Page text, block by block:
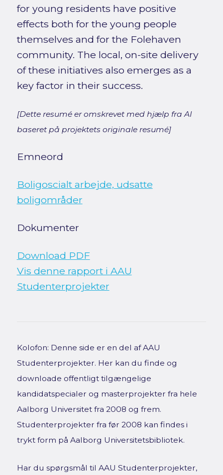
for young residents have positive
effects both for the young people
themselves and for the Folehaven
community. The local, on-site delivery
of these initiatives also emerges as a
key factor in their success.
[Dette resumé er omskrevet med hjælp fra AI
baseret på projektets originale resumé]
Emneord
Boligoscialt arbejde, udsatte
boligområder
Dokumenter
Download PDF
Vis denne rapport i AAU
Studenterprojekter
Kolofon: Denne side er en del af AAU
Studenterprojekter. Her kan du finde og
downloade offentligt tilgængelige
kandidatspecialer og masterprojekter fra hele
Aalborg Universitet fra 2008 og frem.
Studenterprojekter fra før 2008 kan findes i
trykt form på Aalborg Universitetsbibliotek.
Har du spørgsmål til AAU Studenterprojekter,